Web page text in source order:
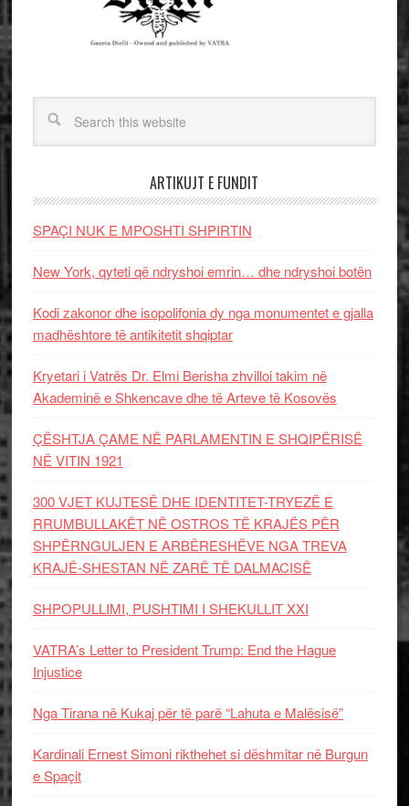
ARTIKUJT E FUNDIT
SPAÇI NUK E MPOSHTI SHPIRTIN
New York, qyteti që ndryshoi emrin… dhe ndryshoi botën
Kodi zakonor dhe isopolifonia dy nga monumentet e gjalla
madhështore të antikitetit shqiptar
Kryetari i Vatrës Dr. Elmi Berisha zhvilloi takim në
Akademinë e Shkencave dhe të Arteve të Kosovës
ÇËSHTJA ÇAME NË PARLAMENTIN E SHQIPËRISË
NË VITIN 1921
300 VJET KUJTESË DHE IDENTITET-TRYEZË E
RRUMBULLAKËT NË OSTROS TË KRAJËS PËR
SHPËRNGULJEN E ARBËRESHËVE NGA TREVA
KRAJË-SHESTAN NË ZARË TË DALMACISË
SHPOPULLIMI, PUSHTIMI I SHEKULLIT XXI
VATRA’s Letter to President Trump: End the Hague
Injustice
Nga Tirana në Kukaj për të parë “Lahuta e Malësisë”
Kardinali Ernest Simoni rikthehet si dëshmitar në Burgun
e Spaçit